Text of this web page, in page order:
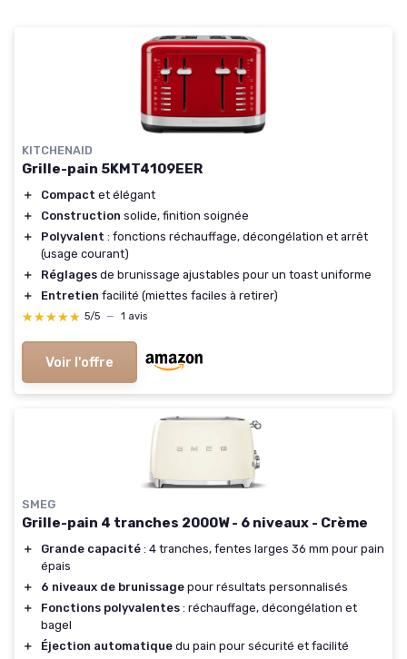
KITCHENAID
Grille-pain 5KMT4109EER
＋ Compact et élégant
＋
Construction solide, finition soignée
＋
Polyvalent : fonctions réchauffage, décongélation et arrêt
(usage courant)
＋
Réglages de brunissage ajustables pour un toast uniforme
＋
Entretien facilité (miettes faciles à retirer)
★★★★★
★★★★★ 5/5 — 1 avis
Voir l'offre
SMEG
Grille-pain 4 tranches 2000W - 6 niveaux - Crème
＋ Grande capacité : 4 tranches, fentes larges 36 mm pour pain
épais
＋
6 niveaux de brunissage pour résultats personnalisés
＋
Fonctions polyvalentes : réchauffage, décongélation et
bagel
＋
Éjection automatique du pain pour sécurité et facilité